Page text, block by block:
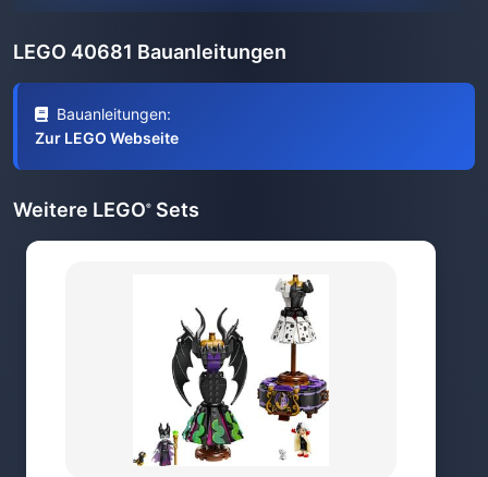
LEGO 40681 Bauanleitungen
Bauanleitungen:
Zur LEGO Webseite
Weitere LEGO® Sets